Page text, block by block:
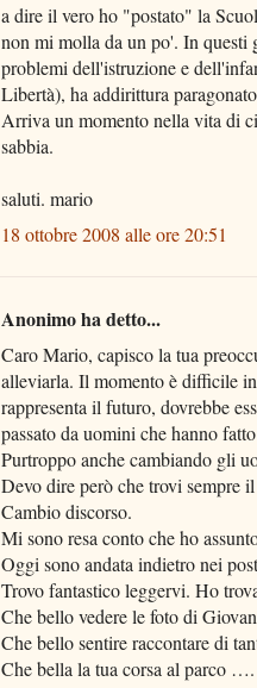
a dire il vero ho "postato" la
non mi molla da un po'. In questi
problemi dell'istruzione e
Libertà), ha addirittura
Arriva un momento nella vita di
sabbia.
saluti. mario
18 ottobre 2008 alle ore 20:51
Anonimo ha detto...
Caro Mario, capisco la tua
alleviarla. Il momento è difficile
rappresenta il futuro, dovrebbe
passato da uomini che hanno
Purtroppo anche cambiando gli
Devo dire però che trovi sempre
Cambio discorso.
Mi sono resa conto che ho
Oggi sono andata indietro nei
Trovo fantastico leggervi. Ho
Che bello vedere le foto di
Che bello sentire raccontare di
Che bella la tua corsa al parco